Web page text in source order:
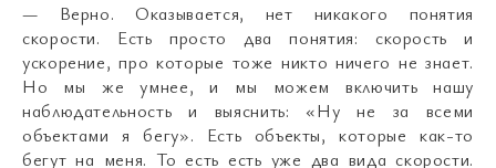
— Верно. Оказывается, нет никакого понятия
скорости. Есть просто два понятия: скорость и
ускорение, про которые тоже никто ничего не знает.
Но мы же умнее, и мы можем включить нашу
наблюдательность и выяснить: «Ну не за всеми
объектами я бегу». Есть объекты, которые как-то
бегут на меня. То есть есть уже два вида скорости.